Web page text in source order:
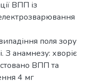
ВПП із
поля зору
З анамнезу: хворіє
ВПП та
4 мг